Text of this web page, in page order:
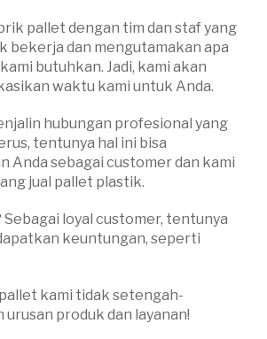
pallet dengan tim dan staf yang
bekerja dan mengutamakan apa
butuhkan. Jadi, kami akan
waktu kami untuk Anda.
hubungan profesional yang
tentunya hal ini bisa
Anda sebagai customer dan kami
jual pallet plastik.
Sebagai loyal customer, tentunya
keuntungan, seperti
kami tidak setengah-
urusan produk dan layanan!